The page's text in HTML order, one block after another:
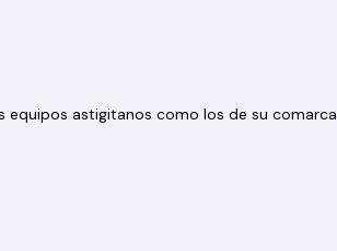
equipos astigitanos como los de su comarca.